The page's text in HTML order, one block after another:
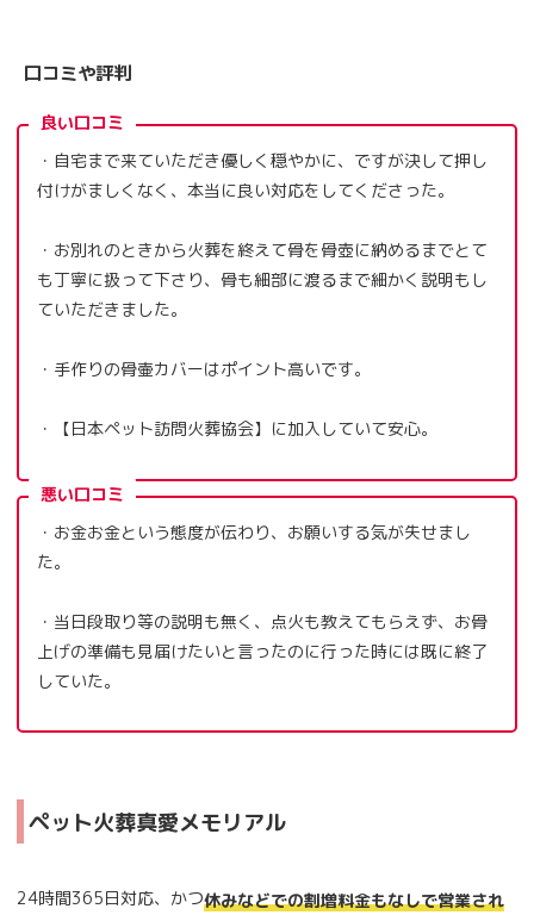
口コミや評判
良い口コミ
・自宅まで来ていただき優しく穏やかに、ですが決して押し
付けがましくなく、本当に良い対応をしてくださった。
・お別れのときから火葬を終えて骨を骨壺に納めるまでとて
も丁寧に扱って下さり、骨も細部に渡るまで細かく説明もし
ていただきました。
・手作りの骨壷カバーはポイント高いです。
・【日本ペット訪問火葬協会】に加入していて安心。
悪い口コミ
・お金お金という態度が伝わり、お願いする気が失せまし
た。
・当日段取り等の説明も無く、点火も教えてもらえず、お骨
上げの準備も見届けたいと言ったのに行った時には既に終了
していた。
ペット火葬真愛メモリアル
24時間365日対応、かつ休みなどでの割増料金もなしで営業され